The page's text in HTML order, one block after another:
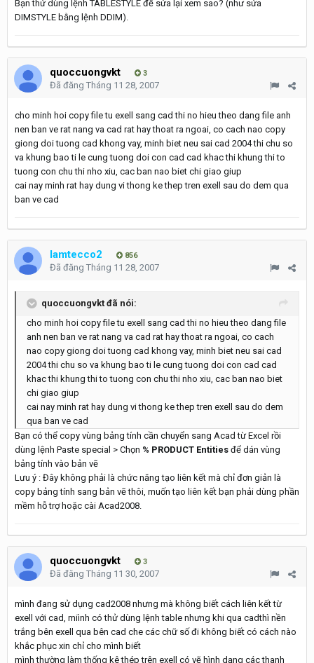
Bạn thử dùng lệnh TABLESTYLE để sửa lại xem sao? (như sửa
DIMSTYLE bằng lệnh DDIM).
quoccuongvkt 3
Đã đăng Tháng 11 28, 2007
cho minh hoi copy file tu exell sang cad thi no hieu theo dang file anh
nen ban ve rat nang va cad rat hay thoat ra ngoai, co cach nao copy
giong doi tuong cad khong vay, minh biet neu sai cad 2004 thi chu so
va khung bao ti le cung tuong doi con cad cad khac thi khung thi to
tuong con chu thi nho xiu, cac ban nao biet chi giao giup
cai nay minh rat hay dung vi thong ke thep tren exell sau do dem qua
ban ve cad
lamtecco2 856
Đã đăng Tháng 11 28, 2007
quoccuongvkt đã nói:
cho minh hoi copy file tu exell sang cad thi no hieu theo dang file
anh nen ban ve rat nang va cad rat hay thoat ra ngoai, co cach
nao copy giong doi tuong cad khong vay, minh biet neu sai cad
2004 thi chu so va khung bao ti le cung tuong doi con cad cad
khac thi khung thi to tuong con chu thi nho xiu, cac ban nao biet
chi giao giup
cai nay minh rat hay dung vi thong ke thep tren exell sau do dem
qua ban ve cad
Bạn có thể copy vùng bảng tính cần chuyển sang Acad từ Excel rồi
dùng lệnh Paste special > Chọn % PRODUCT Entities để dán vùng
bảng tính vào bản vẽ
Lưu ý : Đây không phải là chức năng tạo liên kết mà chỉ đơn giản là
copy bảng tính sang bản vẽ thôi, muốn tạo liên kết bạn phải dùng phần
mềm hỗ trợ hoặc cài Acad2008.
quoccuongvkt 3
Đã đăng Tháng 11 30, 2007
mình đang sử dụng cad2008 nhưng mà không biết cách liên kết từ
exell với cad, miình có thử dùng lệnh table nhưng khi qua cadthì nền
trắng bên exell qua bên cad che các chữ số đi không biết có cách nào
khắc phục xin chỉ cho mình biết
mình thường làm thống kê thép trên exell có vẽ hình dạng các thanh